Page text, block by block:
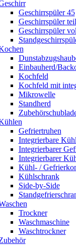
Geschirrspüler 45
Geschirrspüler
Geschirrspüler
Einbauherd/
Kochfeld
Kochfeld mit
Mikrowelle
Standherd
Gefriertruhen
Integrierbare
Integrierbarer
Integrierbarer
Kühl- /
Kühlschrank
Side-by-Side
Trockner
Waschmaschine
Waschtrockner